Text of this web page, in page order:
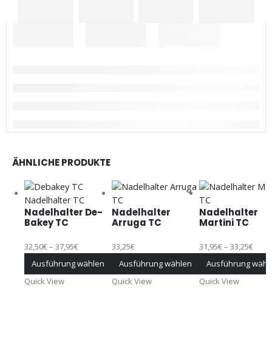
ÄHNLICHE PRODUKTE
Nadelhalter De-
Bakey TC
32,50€– 37,95€
Ausführung wählen
Quick View
Nadelhalter
Arruga TC
33,25€
Ausführung wählen
Quick View
Nadelhalter
Martini TC
31,95€– 33,25€
Ausführung
Quick View